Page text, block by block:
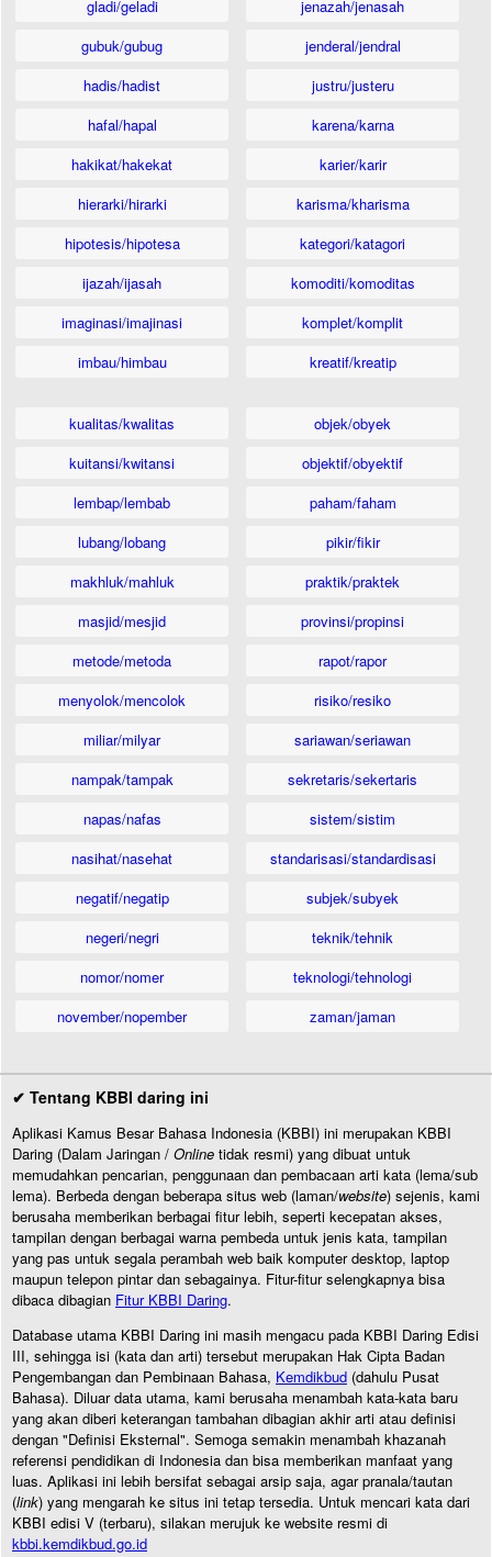
gladi/geladi
gubuk/gubug
hadis/hadist
hafal/hapal
hakikat/hakekat
hierarki/hirarki
hipotesis/hipotesa
ijazah/ijasah
imaginasi/imajinasi
imbau/himbau
jenazah/jenasah
jenderal/jendral
justru/justeru
karena/karna
karier/karir
karisma/kharisma
kategori/katagori
komoditi/komoditas
komplet/komplit
kreatif/kreatip
kualitas/kwalitas
kuitansi/kwitansi
lembap/lembab
lubang/lobang
makhluk/mahluk
masjid/mesjid
metode/metoda
menyolok/mencolok
miliar/milyar
nampak/tampak
napas/nafas
nasihat/nasehat
negatif/negatip
negeri/negri
nomor/nomer
november/nopember
objek/obyek
objektif/obyektif
paham/faham
pikir/fikir
praktik/praktek
provinsi/propinsi
rapot/rapor
risiko/resiko
sariawan/seriawan
sekretaris/sekertaris
sistem/sistim
standarisasi/standardisasi
subjek/subyek
teknik/tehnik
teknologi/tehnologi
zaman/jaman
✔ Tentang KBBI daring ini
Aplikasi Kamus Besar Bahasa Indonesia (KBBI) ini merupakan KBBI
Daring (Dalam Jaringan / Online tidak resmi) yang dibuat untuk
memudahkan pencarian, penggunaan dan pembacaan arti kata (lema/sub
lema). Berbeda dengan beberapa situs web (laman/website) sejenis, kami
berusaha memberikan berbagai fitur lebih, seperti kecepatan akses,
tampilan dengan berbagai warna pembeda untuk jenis kata, tampilan
yang pas untuk segala perambah web baik komputer desktop, laptop
maupun telepon pintar dan sebagainya. Fitur-fitur selengkapnya bisa
dibaca dibagian Fitur KBBI Daring.
Database utama KBBI Daring ini masih mengacu pada KBBI Daring Edisi
III, sehingga isi (kata dan arti) tersebut merupakan Hak Cipta Badan
Pengembangan dan Pembinaan Bahasa, Kemdikbud (dahulu Pusat
Bahasa). Diluar data utama, kami berusaha menambah kata-kata baru
yang akan diberi keterangan tambahan dibagian akhir arti atau definisi
dengan "Definisi Eksternal". Semoga semakin menambah khazanah
referensi pendidikan di Indonesia dan bisa memberikan manfaat yang
luas. Aplikasi ini lebih bersifat sebagai arsip saja, agar pranala/tautan
(link) yang mengarah ke situs ini tetap tersedia. Untuk mencari kata dari
KBBI edisi V (terbaru), silakan merujuk ke website resmi di
kbbi.kemdikbud.go.id